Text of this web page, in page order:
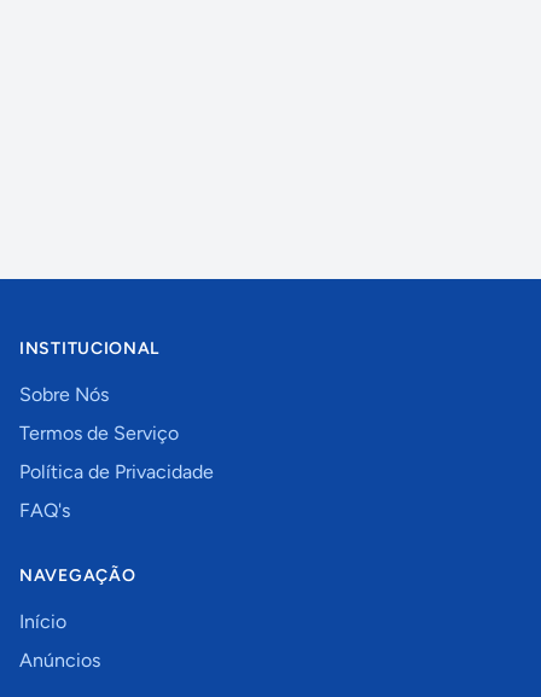
INSTITUCIONAL
Sobre Nós
Termos de Serviço
Política de Privacidade
FAQ's
NAVEGAÇÃO
Início
Anúncios